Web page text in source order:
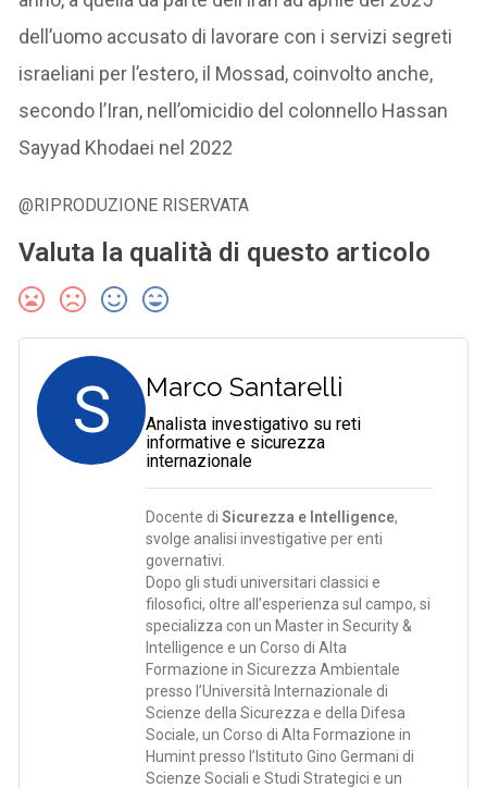
dell’uomo accusato di lavorare con i servizi segreti
israeliani per l’estero, il Mossad, coinvolto anche,
secondo l’Iran, nell’omicidio del colonnello Hassan
Sayyad Khodaei nel 2022
@RIPRODUZIONE RISERVATA
Valuta la qualità di questo articolo
S Marco Santarelli
Analista investigativo su reti
informative e sicurezza
internazionale
Docente diSicurezza e Intelligence,
svolge analisi investigative per enti
governativi.
Dopo gli studi universitari classici e
filosofici, oltre all’esperienza sul campo, si
specializza con un Master in Security &
Intelligence e un Corso di Alta
Formazione in Sicurezza Ambientale
presso l’Università Internazionale di
Scienze della Sicurezza e della Difesa
Sociale, un Corso di Alta Formazione in
Humint presso l’Istituto Gino Germani di
Scienze Sociali e Studi Strategici e un